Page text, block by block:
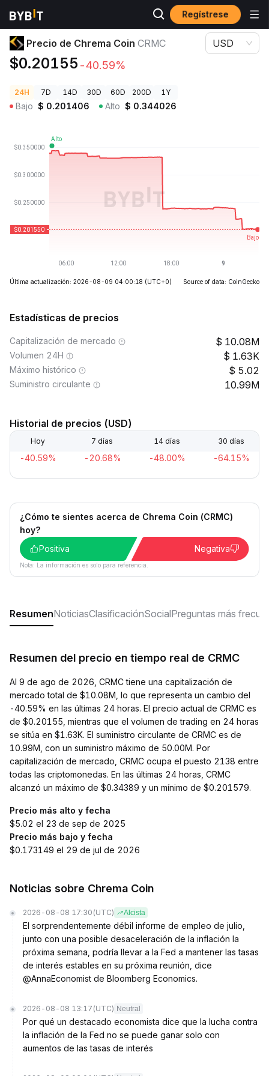
Regístrese
Precios de Criptomonedas Precio de Chrema Coin CRMC
Precio de Chrema Coin CRMC
$0.20155 -40.59%
USD
24H 7D 14D 30D 60D 200D 1Y
Bajo $ 0.201406 Alto $ 0.344026
Última actualización: 2026-08-09 04:00:18 (UTC+0) Source of data: CoinGecko
Estadísticas de precios
Capitalización de mercado 10.08M
Volumen 24H 1.63K
Máximo histórico 5.02
Suministro circulante 10.99M
Historial de precios (USD)
Hoy 7 días 14 días 30 días
-40.59% -20.68% -48.00% -64.15%
¿Cómo te sientes acerca de Chrema Coin (CRMC)
hoy?
Positiva
Negativa
Nota: La información es solo para referencia.
ResumenNoticiasClasificaciónSocialPreguntas más
Resumen del precio en tiempo real de CRMC
Al 9 de ago de 2026, CRMC tiene una capitalización de
mercado total de $10.08M, lo que representa un cambio del
-40.59% en las últimas 24 horas. El precio actual de CRMC es
de $0.20155, mientras que el volumen de trading en 24 horas
se sitúa en $1.63K. El suministro circulante de CRMC es de
10.99M, con un suministro máximo de 50.00M. Por
capitalización de mercado, CRMC ocupa el puesto 2138 entre
todas las criptomonedas. En las últimas 24 horas, CRMC
alcanzó un máximo de $0.34389 y un mínimo de $0.201579.
Precio más alto y fecha
$5.02 el 23 de sep de 2025
Precio más bajo y fecha
$0.173149 el 29 de jul de 2026
Noticias sobre Chrema Coin
2026-08-08 17:30 (UTC) Alcista
El sorprendentemente débil informe de empleo de julio,
junto con una posible desaceleración de la inflación la
próxima semana, podría llevar a la Fed a mantener las tasas
de interés estables en su próxima reunión, dice
@AnnaEconomist de Bloomberg Economics.
2026-08-08 13:17 (UTC) Neutral
Por qué un destacado economista dice que la lucha contra
la inflación de la Fed no se puede ganar solo con
aumentos de las tasas de interés